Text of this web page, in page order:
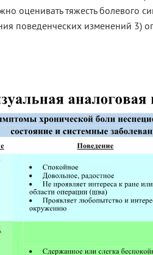
оценивать тяжесть болевого
поведенческих изменений